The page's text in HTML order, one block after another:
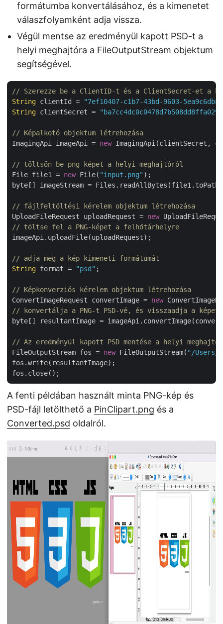
formátumba konvertálásához, és a kimenetet
válaszfolyamként adja vissza.
Végül mentse az eredményül kapott PSD-t a
helyi meghajtóra a FileOutputStream objektum
segítségével.
// Szerezze be a ClientID-t és a ClientSecret-et a
String clientId =
"7ef10407-c1b7-43bd-9603-
String clientSecret =
// Képalkotó objektum létrehozása
ImagingApi imageApi = new ImagingApi(clientSecret,
// töltsön be png képet a helyi meghajtóról
File file1 = new File( "input.png" );
byte[] imageStream =
// fájlfeltöltési kérelem objektum létrehozása
UploadFileRequest uploadRequest = new
// töltse fel a PNG-képet a felhőtárhelyre
imageApi.uploadFile(uploadRequest);
// adja meg a kép kimeneti formátumát
String format = "psd" ;
// Képkonverziós kérelem objektum létrehozása
ConvertImageRequest convertImage = new
// konvertálja a PNG-t PSD-vé, és visszaadja a képet
byte[] resultantImage =
// Az eredményül kapott PSD mentése a helyi
FileOutputStream fos = new FileOutputStream( "/Users/
fos.write(resultantImage);
A fenti példában használt minta PNG-kép és
PSD-fájl letölthető a PinClipart.png és a
Converted.psd oldalról.